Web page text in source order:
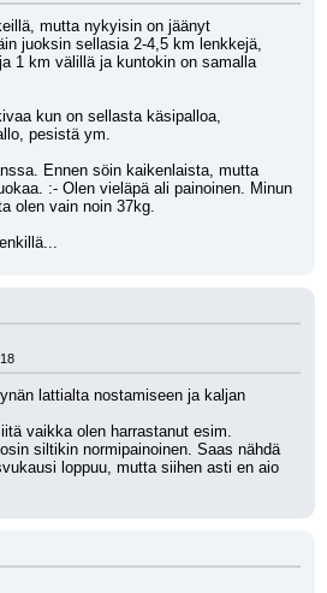
mutta nykyisin on jäänyt
juoksin sellasia 2-4,5 km lenkkejä,
1 km välillä ja kuntokin on samalla
kun on sellasta käsipalloa,
pesistä ym.
Ennen söin kaikenlaista, mutta
:- Olen vieläpä ali painoinen. Minun
olen vain noin 37kg.
lattialta nostamiseen ja kaljan
vaikka olen harrastanut esim.
siltikin normipainoinen. Saas nähdä
loppuu, mutta siihen asti en aio